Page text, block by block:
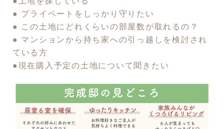
● プライベートをしっかり守りたい
● この土地にどれくらいの部屋数が取れるの？
● マンションから持ち家への引っ越しを検討され
ている方
●現在購入予定の土地について聞きたい